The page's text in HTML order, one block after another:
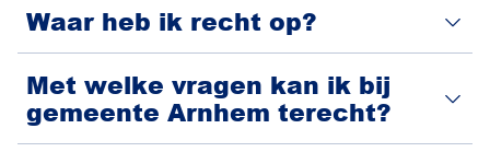
Waar heb ik recht op?
Met welke vragen kan ik bij
gemeente Arnhem terecht?